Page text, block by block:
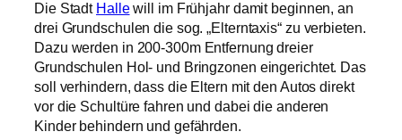
vor die Schultüre fahren und dabei die anderen
Kinder behindern und gefährden.
ImBerichtwird davon gesprochen, dass es eine
politische Initiative sei, die den Kindern damit
nebenbei auch noch etwas mehr Selbstständigkeit
beibringen will.